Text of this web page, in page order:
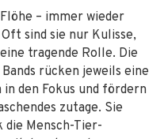
– immer wieder
sind sie nur Kulisse,
tragende Rolle. Die
rücken jeweils eine
den Fokus und fördern
zutage. Sie
Mensch-Tier-